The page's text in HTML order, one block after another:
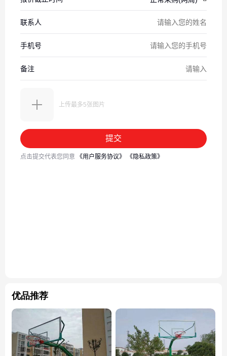
优品推荐